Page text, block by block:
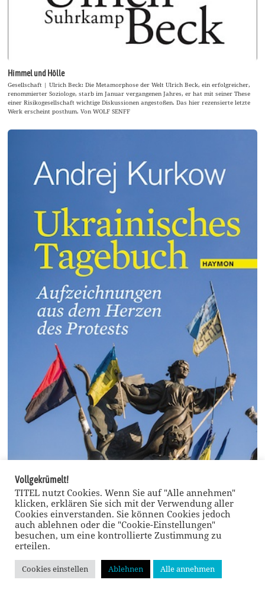
Himmel und Hölle
Gesellschaft | Ulrich Beck: Die Metamorphose der Welt Ulrich Beck, ein erfolgreicher,
renommierter Soziologe, starb im Januar vergangenen Jahres, er hat mit seiner These
einer Risikogesellschaft wichtige Diskussionen angestoßen. Das hier rezensierte letzte
Werk erscheint posthum. Von WOLF SENFF
Russische statt ukrainische Kampfdelfine
Gesellschaft | Andrej Kurkow: Ukrainisches Tagebuch »Was gerade auf dem Majdan
passiert, ist unklar«, so schließt der Tagebucheintrag vom 9. Dezember 2013. – Der
ukrainische Autor Andrej Kurkow, geboren 1961, wurde international durch seine
Vollgekrümelt!
TITEL nutzt Cookies. Wenn Sie auf "Alle annehmen"
klicken, erklären Sie sich mit der Verwendung aller
Cookies einverstanden. Sie können Cookies jedoch
auch ablehnen oder die "Cookie-Einstellungen"
besuchen, um eine kontrollierte Zustimmung zu
erteilen.
Cookies einstellen Ablehnen Alle annehmen